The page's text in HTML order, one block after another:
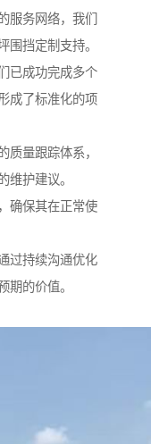
服务网络，我们
围挡定制支持。
已成功完成多个
成了标准化的项
质量跟踪体系，
维护建议。
确保其在正常使
过持续沟通优化
期的价值。